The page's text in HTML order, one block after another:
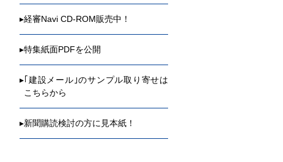
▸経審Navi CD-ROM販売中！
▸特集紙面PDFを公開
▸ ｢建設メール｣のサンプル取り寄せは
こちらから
▸新聞購読検討の方に見本紙！